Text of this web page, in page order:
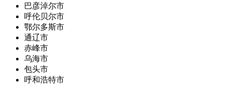
巴彦淖尔市
呼伦贝尔市
鄂尔多斯市
通辽市
赤峰市
乌海市
包头市
呼和浩特市